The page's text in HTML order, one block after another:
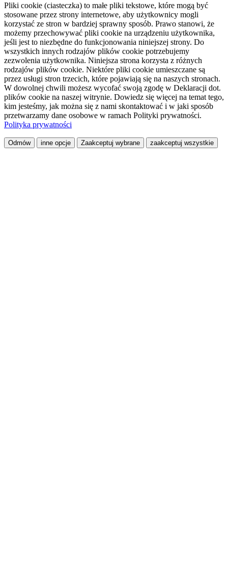
Pliki cookie (ciasteczka) to małe pliki tekstowe, które mogą być
stosowane przez strony internetowe, aby użytkownicy mogli
korzystać ze stron w bardziej sprawny sposób. Prawo stanowi, że
możemy przechowywać pliki cookie na urządzeniu użytkownika,
jeśli jest to niezbędne do funkcjonowania niniejszej strony. Do
wszystkich innych rodzajów plików cookie potrzebujemy
zezwolenia użytkownika. Niniejsza strona korzysta z różnych
rodzajów plików cookie. Niektóre pliki cookie umieszczane są
przez usługi stron trzecich, które pojawiają się na naszych stronach.
W dowolnej chwili możesz wycofać swoją zgodę w Deklaracji dot.
plików cookie na naszej witrynie. Dowiedz się więcej na temat tego,
kim jesteśmy, jak można się z nami skontaktować i w jaki sposób
przetwarzamy dane osobowe w ramach Polityki prywatności.
Polityka prywatności
Odmów inne opcje Zaakceptuj wybrane zaakceptuj wszystkie